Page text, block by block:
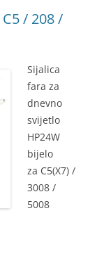
/ 208 /
Sijalica
fara za
dnevno
svijetlo
HP24W
bijelo
za C5(X7) /
3008 /
5008